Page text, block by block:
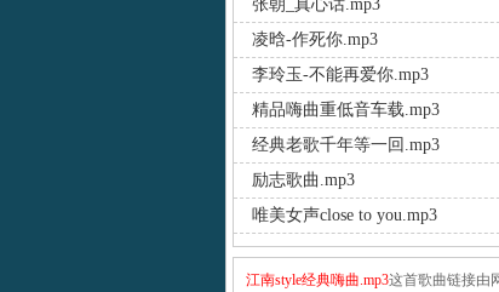
张朝_真心话.mp3
凌晗-作死你.mp3
李玲玉-不能再爱你.mp3
精品嗨曲重低音车载.mp3
经典老歌千年等一回.mp3
励志歌曲.mp3
唯美女声close to you.mp3
江南style经典嗨曲.mp3这首歌曲链接由